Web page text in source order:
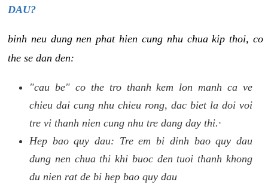
DAU?
binh neu dung nen phat hien cung nhu chua kip thoi, co
the se dan den:
"cau be" co the tro thanh kem lon manh ca ve
chieu dai cung nhu chieu rong, dac biet la doi voi
tre vi thanh nien cung nhu tre dang day thi.·
Hep bao quy dau: Tre em bi dinh bao quy dau
dung nen chua thi khi buoc den tuoi thanh khong
du nien rat de bi hep bao quy dau